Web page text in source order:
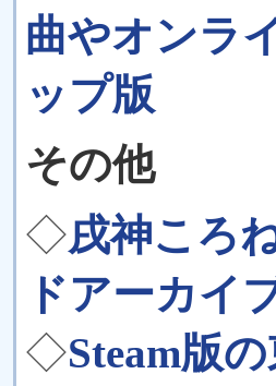
曲やオンラ
ップ版
その他
◇戌神ころ
ドアーカイ
◇Steam版